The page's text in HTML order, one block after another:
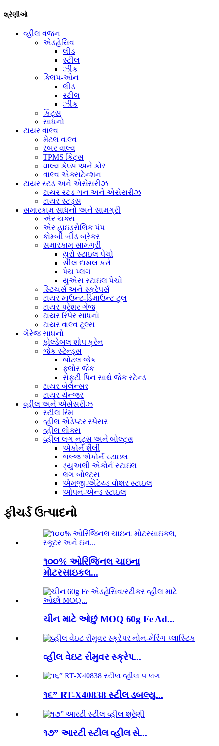
શ્રેણીઓ
વ્હીલ વજન
એડહેસિવ
લીડ
સ્ટીલ
ઝીંક
ક્લિપ-ઓન
લીડ
સ્ટીલ
ઝીંક
કિટ્સ
સાધનો
ટાયર વાલ્વ
મેટલ વાલ્વ
રબર વાલ્વ
TPMS કિટ્સ
વાલ્વ કેપ્સ અને કોર
વાલ્વ એક્સટેન્શન
ટાયર સ્ટડ અને એસેસરીઝ
ટાયર સ્ટડ ગન અને એસેસરીઝ
ટાયર સ્ટડ્સ
સમારકામ સાધનો અને સામગ્રી
એર ચક્સ
એર હાઇડ્રોલિક પંપ
કોમ્બી બીડ બ્રેકર
સમારકામ સામગ્રી
યુરો સ્ટાઇલ પેચો
સીલ દાખલ કરો
પેચ પ્લગ
યુએસ સ્ટાઇલ પેચો
સ્ટિચર્સ અને સ્ક્રેપર્સ
ટાયર માઉન્ટ-ડિમાઉન્ટ ટૂલ
ટાયર પ્રેશર ગેજ
ટાયર રિપેર સાધનો
ટાયર વાલ્વ ટૂલ્સ
ગેરેજ સાધનો
ફોલ્ડેબલ શોપ ક્રેન
જેક સ્ટેન્ડ્સ
બોટલ જેક
ફ્લોર જેક
સેફ્ટી પિન સાથે જેક સ્ટેન્ડ
ટાયર બેલેન્સર
ટાયર ચેન્જર
વ્હીલ અને એસેસરીઝ
સ્ટીલ રિમ
વ્હીલ એડેપ્ટર સ્પેસર
વ્હીલ લોક્સ
વ્હીલ લગ નટ્સ અને બોલ્ટ્સ
એકોર્ન શૈલી
બલ્જ એકોર્ન સ્ટાઇલ
ડ્યુઅલી એકોર્ન સ્ટાઇલ
લગ બોલ્ટ્સ
એમજી-એટેચ્ડ વોશર સ્ટાઇલ
ઓપન-એન્ડ સ્ટાઇલ
ફીચર્ડ ઉત્પાદનો
૧૦૦% ઓરિજિનલ ચાઇના
મોટરસાઇકલ...
ચીન માટે ઓછું MOQ 60g Fe Ad...
વ્હીલ વેઇટ રીમુવર સ્ક્રેપ...
૧૬” RT-X40838 સ્ટીલ ડબલ્યુ...
૧૭” આરટી સ્ટીલ વ્હીલ સે...